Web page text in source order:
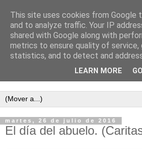
Semanario independiente de Calañas
martes, 26 de julio de 2016
El día del abuelo.
This site uses cookies from Google
and to analyze traffic. Your IP
shared with Google along with
metrics to ensure quality of service,
statistics, and to detect and
LEARN MORE